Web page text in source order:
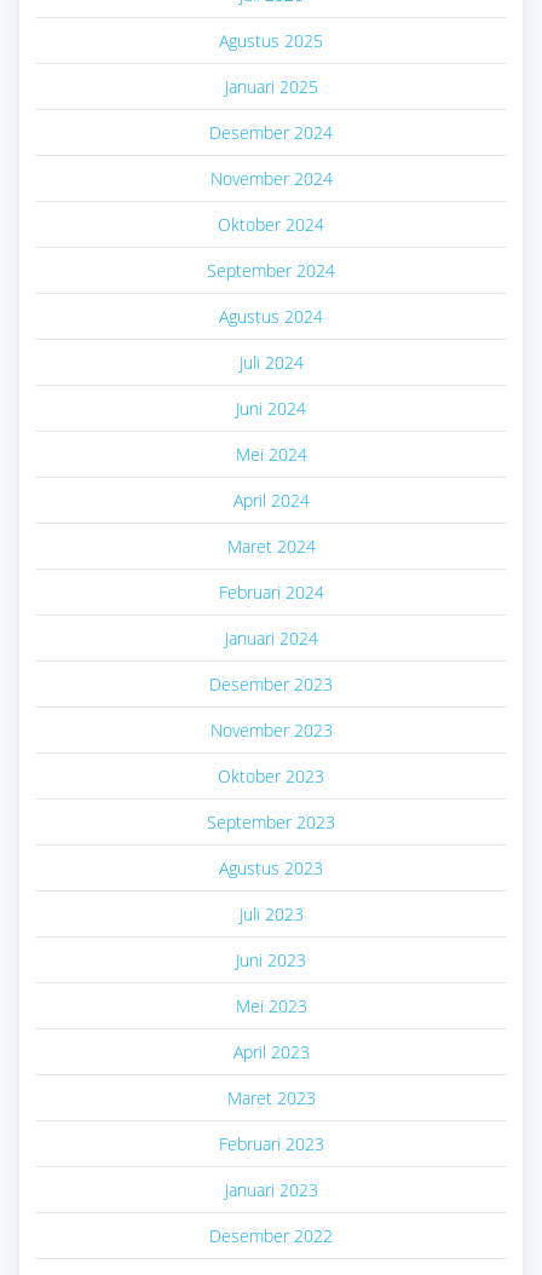
Agustus 2025
Januari 2025
Desember 2024
November 2024
Oktober 2024
September 2024
Agustus 2024
Juli 2024
Juni 2024
Mei 2024
April 2024
Maret 2024
Februari 2024
Januari 2024
Desember 2023
November 2023
Oktober 2023
September 2023
Agustus 2023
Juli 2023
Juni 2023
Mei 2023
April 2023
Maret 2023
Februari 2023
Januari 2023
Desember 2022